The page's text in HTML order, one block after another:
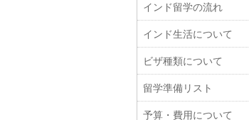
インド留学の流れ
インド生活について
ビザ種類について
留学準備リスト
予算・費用について